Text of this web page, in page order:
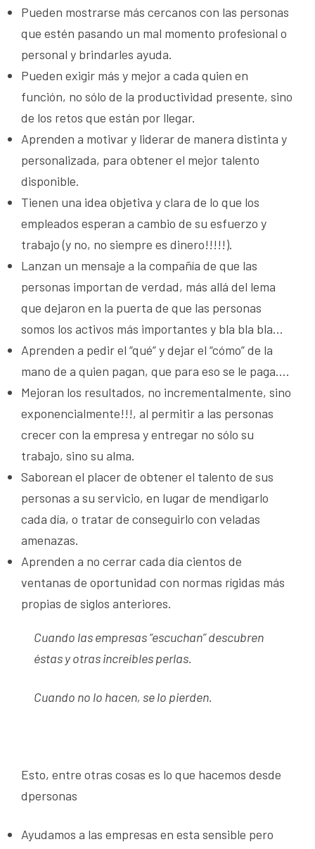
Pueden mostrarse más cercanos con las personas
que estén pasando un mal momento profesional o
personal y brindarles ayuda.
Pueden exigir más y mejor a cada quien en
función, no sólo de la productividad presente, sino
de los retos que están por llegar.
Aprenden a motivar y liderar de manera distinta y
personalizada, para obtener el mejor talento
disponible.
Tienen una idea objetiva y clara de lo que los
empleados esperan a cambio de su esfuerzo y
trabajo (y no, no siempre es dinero!!!!!).
Lanzan un mensaje a la compañía de que las
personas importan de verdad, más allá del lema
que dejaron en la puerta de que las personas
somos los activos más importantes y bla bla bla…
Aprenden a pedir el “qué” y dejar el “cómo” de la
mano de a quien pagan, que para eso se le paga….
Mejoran los resultados, no incrementalmente, sino
exponencialmente!!!, al permitir a las personas
crecer con la empresa y entregar no sólo su
trabajo, sino su alma.
Saborean el placer de obtener el talento de sus
personas a su servicio, en lugar de mendigarlo
cada día, o tratar de conseguirlo con veladas
amenazas.
Aprenden a no cerrar cada día cientos de
ventanas de oportunidad con normas rígidas más
propias de siglos anteriores.
Cuando las empresas “escuchan” descubren
éstas y otras increíbles perlas.
Cuando no lo hacen, se lo pierden.
Esto, entre otras cosas es lo que hacemos desde
dpersonas
Ayudamos a las empresas en esta sensible pero